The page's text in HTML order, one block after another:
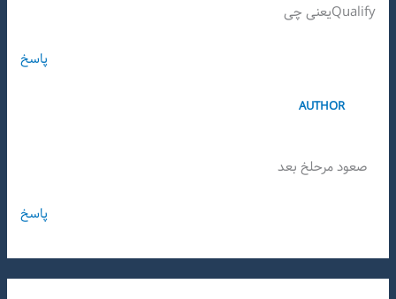
Qualifyیعنی چی
پاسخ
AUTHOR
صعود مرحلخ بعد
پاسخ